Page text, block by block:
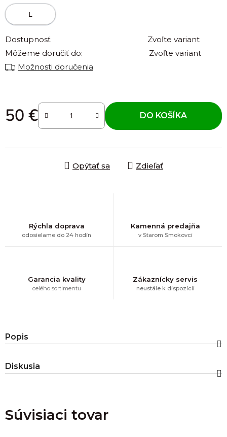
L
Dostupnosť
Zvoľte variant
Môžeme doručiť do:
Zvoľte variant
Možnosti doručenia
50 €
Jednotková cena:
DO KOŠÍKA
Opýtať sa Zdieľať
Rýchla doprava
odosielame do 24 hodín
Kamenná predajňa
v Starom Smokovci
Garancia kvality
celého sortimentu
Zákaznícky servis
neustále k dispozícii
Popis
Diskusia
Súvisiaci tovar